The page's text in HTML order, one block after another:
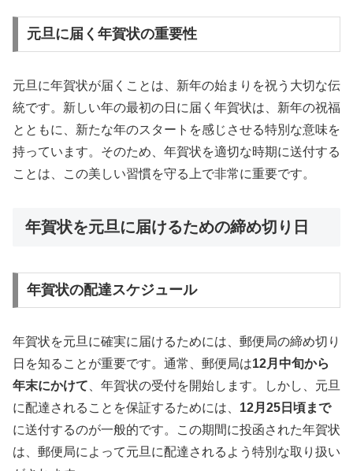
元旦に届く年賀状の重要性
元旦に年賀状が届くことは、新年の始まりを祝う大切な伝
統です。新しい年の最初の日に届く年賀状は、新年の祝福
とともに、新たな年のスタートを感じさせる特別な意味を
持っています。そのため、年賀状を適切な時期に送付する
ことは、この美しい習慣を守る上で非常に重要です。
年賀状を元旦に届けるための締め切り日
年賀状の配達スケジュール
年賀状を元旦に確実に届けるためには、郵便局の締め切り
日を知ることが重要です。通常、郵便局は12月中旬から
年末にかけて 、年賀状の受付を開始します。しかし、元旦
に配達されることを保証するためには、 12月25日頃まで
に送付するのが一般的です。この期間に投函された年賀状
は、郵便局によって元旦に配達されるよう特別な取り扱い